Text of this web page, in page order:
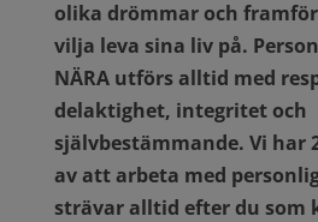
olika drömmar och
vilja leva sina liv på.
NÄRA utförs alltid med
delaktighet, integritet och
självbestämmande. Vi har
av att arbeta med
strävar alltid efter du som